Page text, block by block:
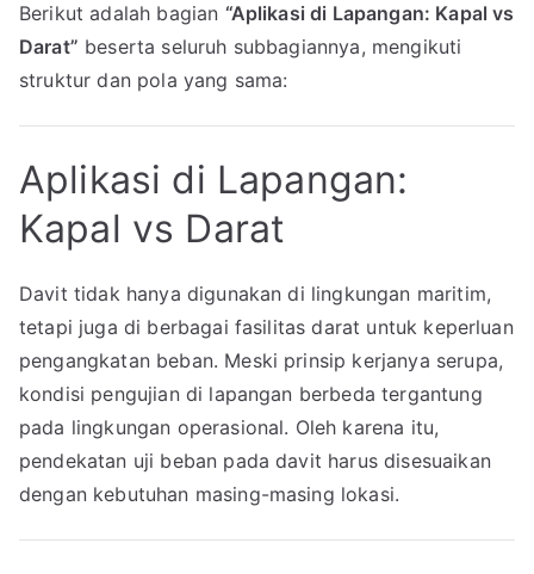
Berikut adalah bagian “Aplikasi di Lapangan: Kapal vs
Darat” beserta seluruh subbagiannya, mengikuti
struktur dan pola yang sama:
Aplikasi di Lapangan:
Kapal vs Darat
Davit tidak hanya digunakan di lingkungan maritim,
tetapi juga di berbagai fasilitas darat untuk keperluan
pengangkatan beban. Meski prinsip kerjanya serupa,
kondisi pengujian di lapangan berbeda tergantung
pada lingkungan operasional. Oleh karena itu,
pendekatan uji beban pada davit harus disesuaikan
dengan kebutuhan masing-masing lokasi.